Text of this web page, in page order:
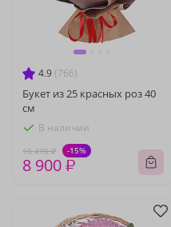
4.9 (766)
Букет из 25 красных роз 40
см
В наличии
10 470 ₽ -15%
8 900 ₽